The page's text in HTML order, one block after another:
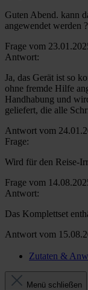
Guten Abend. kann
angewendet werden
Frage vom
Antwort:
Ja, das Gerät ist so
ohne fremde Hilfe
Handhabung und
geliefert, die alle
Antwort vom
Frage:
Wird für den Reise-
Frage vom
Antwort:
Das Komplettset
Antwort vom
Zutaten &
Menü schließen